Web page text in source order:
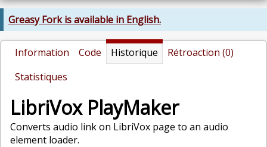
Greasy Fork is available in English.
Information Code Historique
Rétroaction (0)
Statistiques
LibriVox PlayMaker
Converts audio link on LibriVox page to an audio
element loader.